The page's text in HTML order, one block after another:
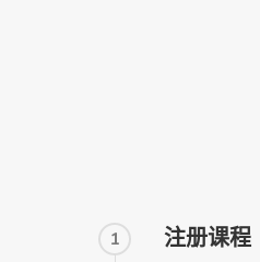
1 注册课程